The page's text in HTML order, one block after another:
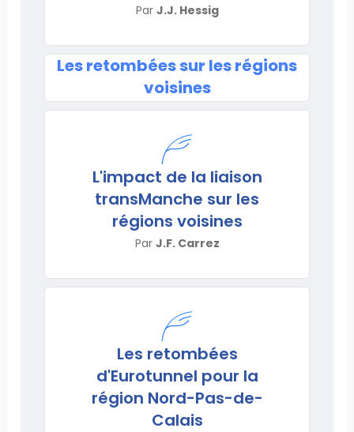
Par J.J. Hessig
Les retombées sur les régions
voisines
L'impact de la liaison
transManche sur les
régions voisines
Par J.F. Carrez
Les retombées
d'Eurotunnel pour la
région Nord-Pas-de-
Calais